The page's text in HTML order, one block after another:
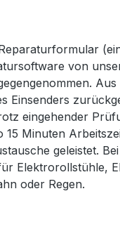
von
Einsenders
eingehender
Minuten
geleistet.
Elektrorollstühle,
oder Regen.